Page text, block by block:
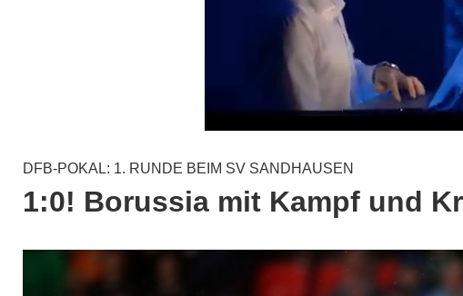
DFB-POKAL: 1. RUNDE BEIM SV SANDHAUSEN
1:0! Borussia mit Kampf und